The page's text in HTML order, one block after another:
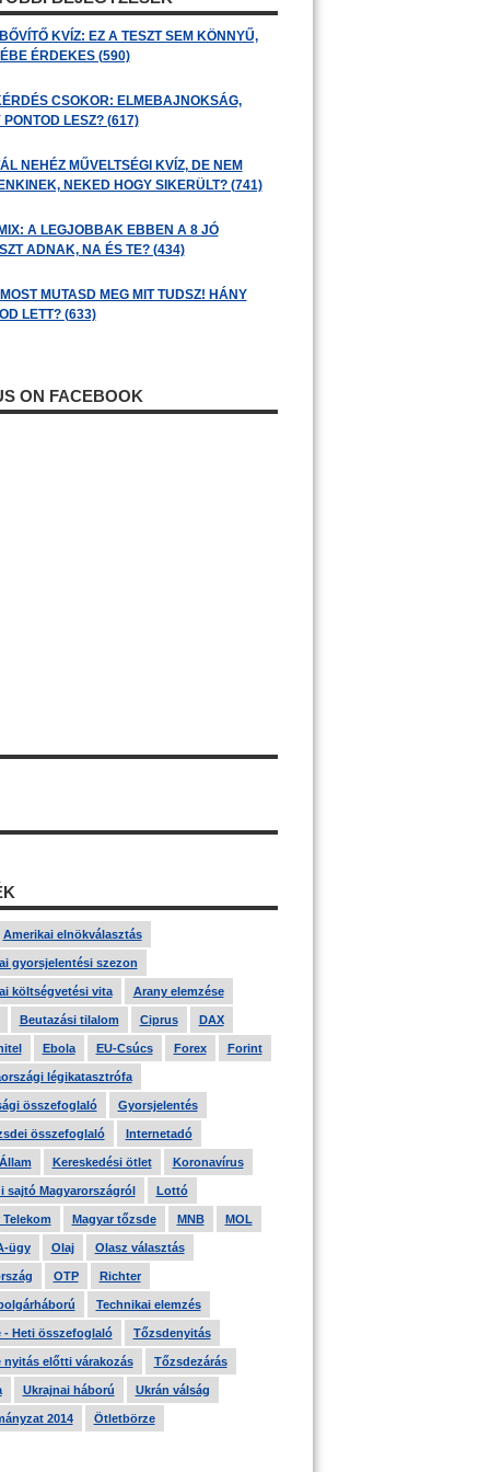
KVÍZ: EZ A TESZT SEM KÖNNYŰ,
ÉRDEKES (590)
CSOKOR: ELMEBAJNOKSÁG,
PONTOD LESZ? (617)
NEHÉZ MŰVELTSÉGI KVÍZ, DE NEM
NEKED HOGY SIKERÜLT? (741)
A LEGJOBBAK EBBEN A 8 JÓ
ADNAK, NA ÉS TE? (434)
MUTASD MEG MIT TUDSZ! HÁNY
LETT? (633)
ON FACEBOOK
Amerikai elnökválasztás
gyorsjelentési szezon
költségvetési vita Arany elemzése
Beutazási tilalom Ciprus DAX
Ebola EU-Csúcs Forex Forint
légikatasztrófa
összefoglaló Gyorsjelentés
összefoglaló Internetadó
Kereskedési ötlet Koronavírus
sajtó Magyarországról Lottó
Telekom Magyar tőzsde MNB MOL
ügy Olaj Olasz választás
OTP Richter
Technikai elemzés
- Heti összefoglaló Tőzsdenyitás
nyitás előtti várakozás Tőzsdezárás
Ukrajnai háború Ukrán válság
2014 Ötletbörze